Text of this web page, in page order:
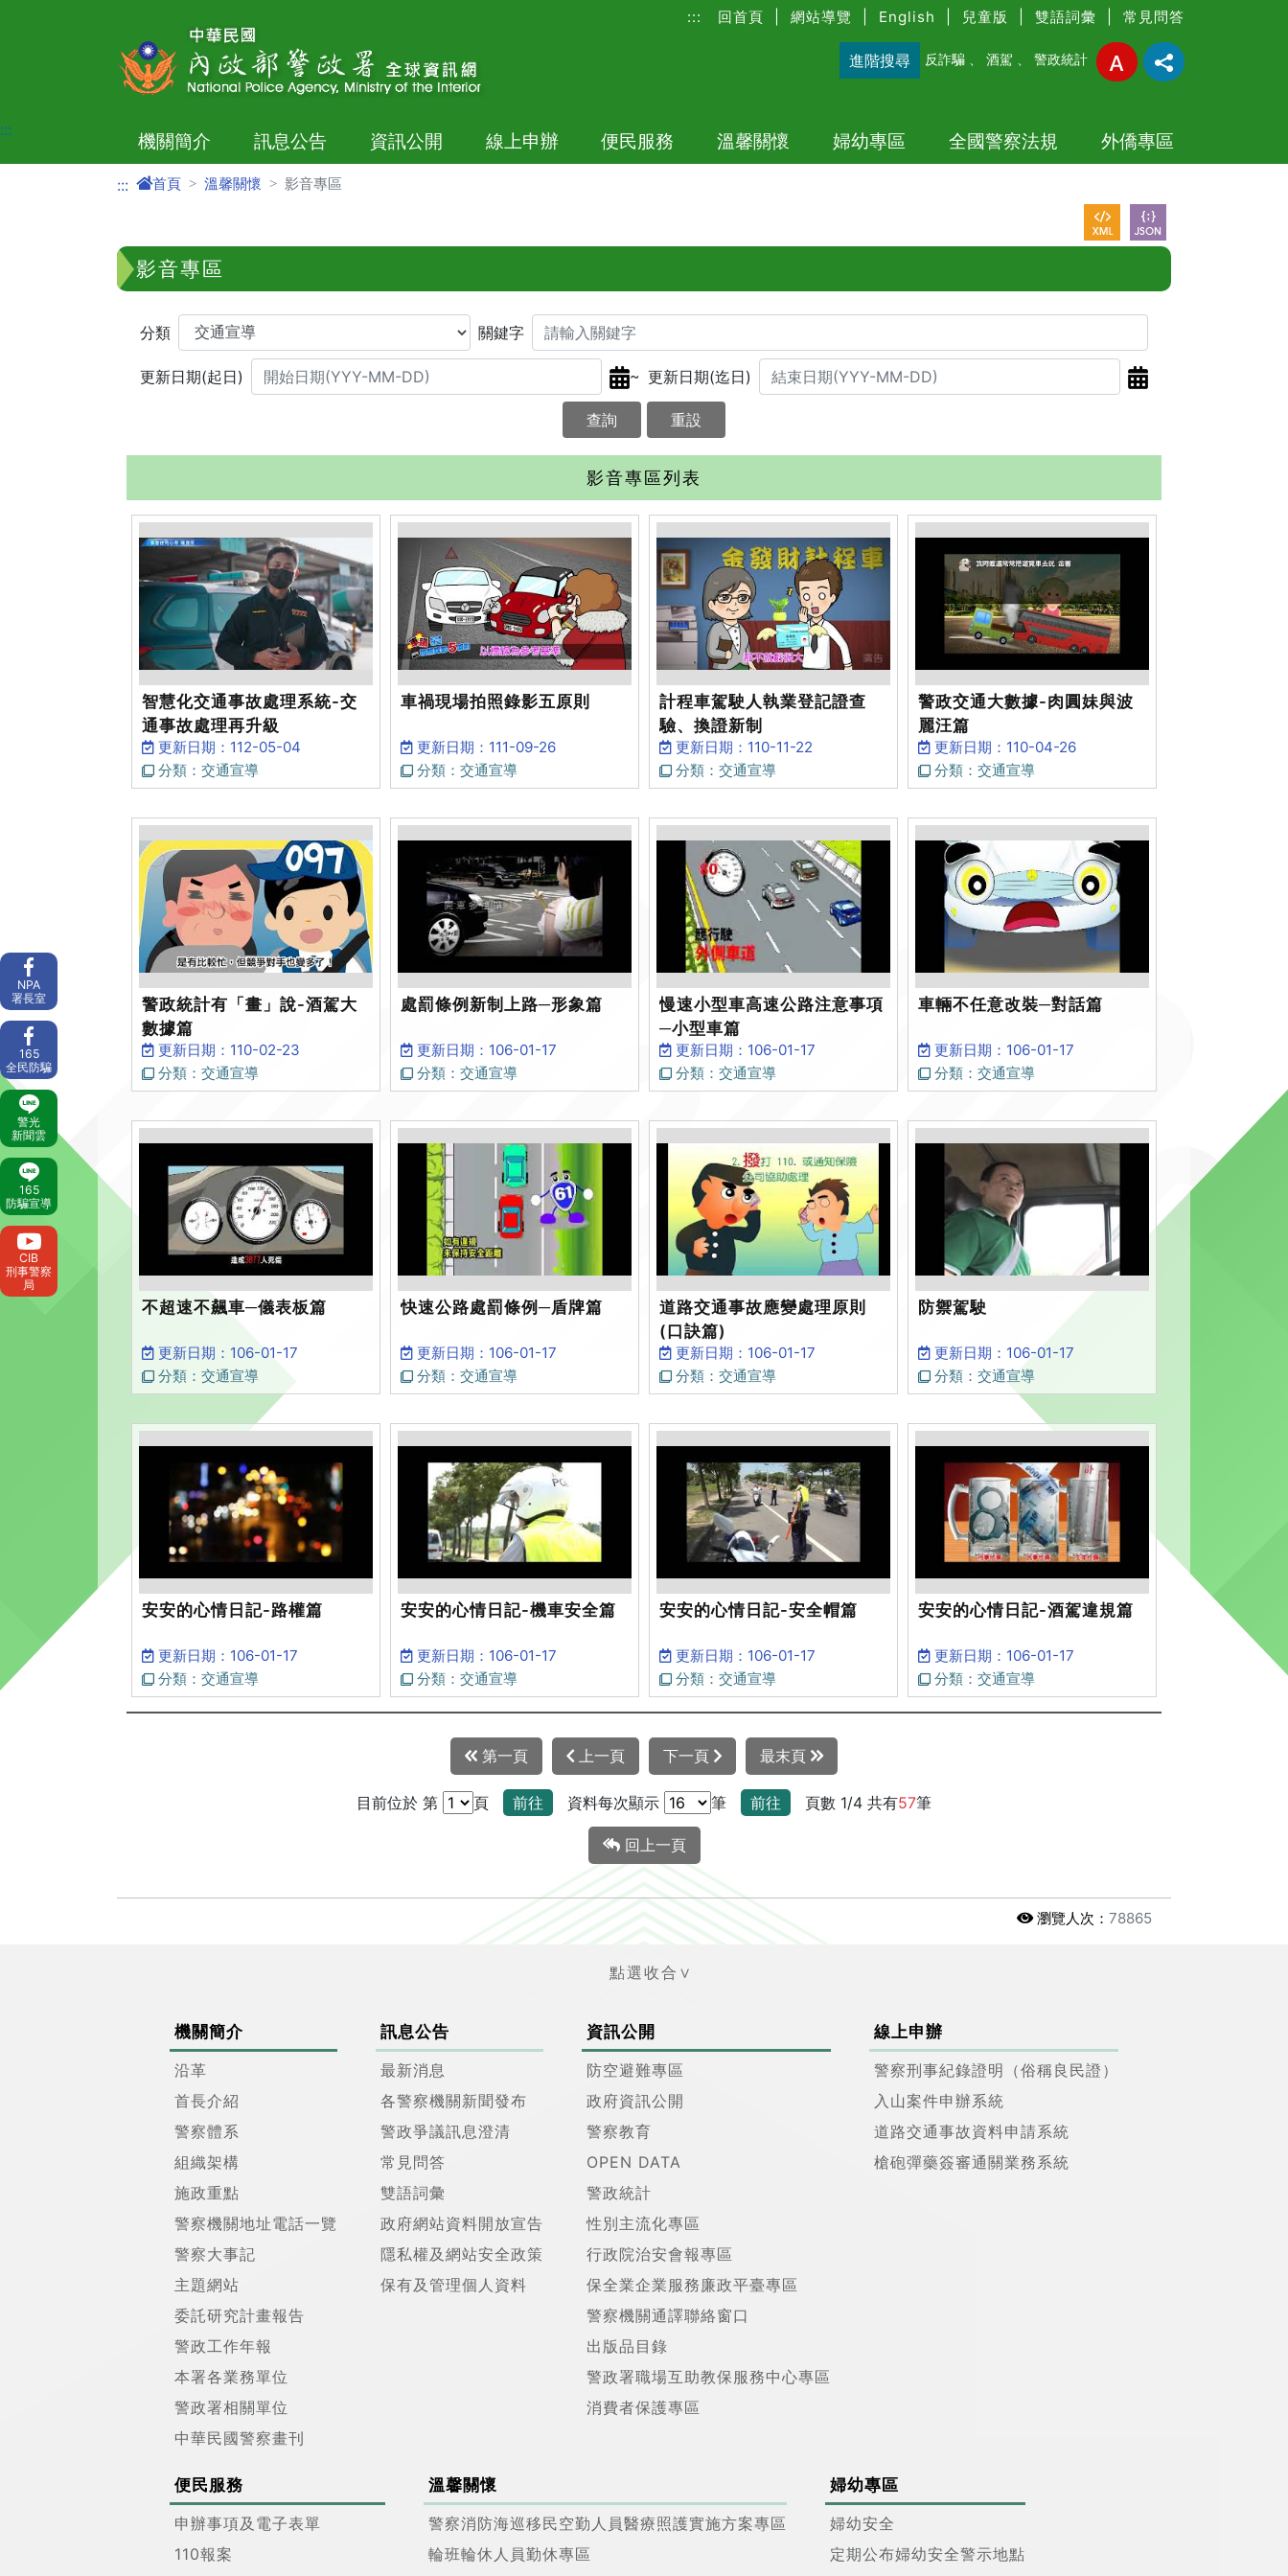
::: 回首頁 網站導覽 English 兒童版 雙語詞彙 常見問答
進階搜尋 反詐騙 酒駕 警政統計
::: 機關簡介 訊息公告 資訊公開 線上申辦 便民服務 溫馨關懷 婦幼專區 全國警察法規 外僑專區
::: 首頁 溫馨關懷 影音專區
影音專區
分類 關鍵字
更新日期(起日) ~ 更新日期(迄日)
查詢 重設
影音專區列表
智慧化交通事故處理系統-交
通事故處理再升級
更新日期：112-05-04
分類：交通宣導
車禍現場拍照錄影五原則
更新日期：111-09-26
分類：交通宣導
計程車駕駛人執業登記證查
驗、換證新制
更新日期：110-11-22
分類：交通宣導
警政交通大數據-肉圓妹與波
麗汪篇
更新日期：110-04-26
分類：交通宣導
警政統計有「畫」說-酒駕大
數據篇
更新日期：110-02-23
分類：交通宣導
處罰條例新制上路─形象篇
更新日期：106-01-17
分類：交通宣導
慢速小型車高速公路注意事項
─小型車篇
更新日期：106-01-17
分類：交通宣導
車輛不任意改裝─對話篇
更新日期：106-01-17
分類：交通宣導
不超速不飆車─儀表板篇
更新日期：106-01-17
分類：交通宣導
快速公路處罰條例─盾牌篇
更新日期：106-01-17
分類：交通宣導
道路交通事故應變處理原則
(口訣篇)
更新日期：106-01-17
分類：交通宣導
防禦駕駛
更新日期：106-01-17
分類：交通宣導
安安的心情日記-路權篇
更新日期：106-01-17
分類：交通宣導
安安的心情日記-機車安全篇
更新日期：106-01-17
分類：交通宣導
安安的心情日記-安全帽篇
更新日期：106-01-17
分類：交通宣導
安安的心情日記-酒駕違規篇
更新日期：106-01-17
分類：交通宣導
第一頁 上一頁 下一頁 最末頁
目前位於 第 頁 前往 資料每次顯示 筆 前往 頁數 1/4 共有57筆
回上一頁
瀏覽人次： 78865
機關簡介
沿革
首長介紹
警察體系
組織架構
施政重點
警察機關地址電話一覽
警察大事記
主題網站
委託研究計畫報告
警政工作年報
本署各業務單位
警政署相關單位
中華民國警察畫刊
訊息公告
最新消息
各警察機關新聞發布
警政爭議訊息澄清
常見問答
雙語詞彙
政府網站資料開放宣告
隱私權及網站安全政策
保有及管理個人資料
資訊公開
防空避難專區
政府資訊公開
警察教育
OPEN DATA
警政統計
性別主流化專區
行政院治安會報專區
保全業企業服務廉政平臺專區
警察機關通譯聯絡窗口
出版品目錄
警政署職場互助教保服務中心專區
消費者保護專區
線上申辦
警察刑事紀錄證明（俗稱良民證）
入山案件申辦系統
道路交通事故資料申請系統
槍砲彈藥簽審通關業務系統
便民服務
申辦事項及電子表單
110報案
溫馨關懷
警察消防海巡移民空勤人員醫療照護實施方案專區
輪班輪休人員勤休專區
婦幼專區
婦幼安全
定期公布婦幼安全警示地點
NPA
署長室
165
全民防騙
警光
新聞雲
165
防騙宣導
CIB
刑事警察
局